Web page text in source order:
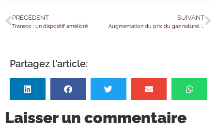
PRÉCÉDENT
Transco : un dispositif amélioré
SUIVANT
Augmentation du prix du gaz naturel : le bouclier tarifaire est effectif !
Partagez l'article:
Laisser un commentaire